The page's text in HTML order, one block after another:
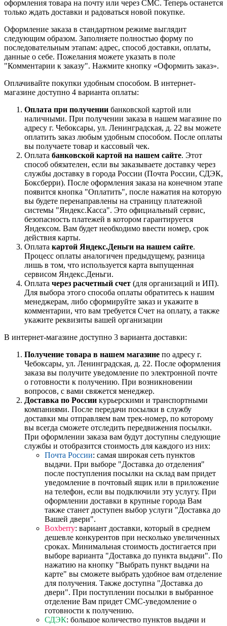
оформления товара на почту или через СМС. Теперь останется
только ждать доставки и радоваться новой покупке.
Оформление заказа в стандартном режиме выглядит
следующим образом. Заполняете полностью форму по
последовательным этапам: адрес, способ доставки, оплаты,
данные о себе. Пожелания можете указать в поле
"Комментарии к заказу". Нажмите кнопку «Оформить заказ».
Оплачивайте покупки удобным способом. В интернет-
магазине доступно 4 варианта оплаты:
Оплата при получении банковской картой или
наличными. При получении заказа в нашем магазине по
адресу г. Чебоксары, ул. Ленинградская, д. 22 вы можете
оплатить заказ любым удобным способом. После оплаты
вы получаете товар и кассовый чек.
Оплата банковской картой на нашем сайте. Этот
способ обязателен, если вы заказываете доставку через
службы доставку в города России (Почта России, СДЭК,
Боксберри). После оформления заказа на конечном этапе
появится кнопка "Оплатить", после нажатия на которую
вы будете перенаправлены на страницу платежной
системы "Яндекс.Касса". Это официальный сервис,
безопасность платежей в котором гарантируется
Яндексом. Вам будет необходимо ввести номер, срок
действия карты.
Оплата картой Яндекс.Деньги на нашем сайте.
Процесс оплаты аналогичен предыдущему, разница
лишь в том, что используется карта выпущенная
сервисом Яндекс.Деньги.
Оплата через расчетный счет (для организаций и ИП).
Для выбора этого способа оплаты обратитесь к нашим
менеджерам, либо сформируйте заказ и укажите в
комментарии, что вам требуется Счет на оплату, а также
укажите реквизиты вашей организации
В интернет-магазине доступно 3 варианта доставки:
Получение товара в нашем магазине по адресу г.
Чебоксары, ул. Ленинградская, д. 22. После оформления
заказа вы получите уведомление по электронной почте
о готовности к получению. При возникновении
вопросов, с вами свяжется менеджер.
Доставка по России курьерскими и транспортными
компаниями. После передачи посылки в службу
доставки мы отправляем вам трек-номер, по которому
вы всегда сможете отследить передвижения посылки.
При оформлении заказа вам будут доступны следующие
службы и отобразится стоимость для каждого из них:
Почта России: самая широкая сеть пунктов
выдачи. При выборе "Доставка до отделения"
после поступления посылки на склад вам придет
уведомление в почтовый ящик или в приложение
на телефон, если вы подключили эту услугу. При
оформлении доставки в крупные города Вам
также станет доступен выбор услуги "Доставка до
Вашей двери".
Boxberry: вариант доставки, который в среднем
дешевле конкурентов при несколько увеличенных
сроках. Минимальная стоимость достигается при
выборе варианта "Доставка до пункта выдачи". По
нажатию на кнопку "Выбрать пункт выдачи на
карте" вы сможете выбрать удобное вам отделение
для получения. Также доступна "Доставка до
двери". При поступлении посылки в выбранное
отделение Вам придет СМС-уведомление о
готовности к получению.
СДЭК: большое количество пунктов выдачи и